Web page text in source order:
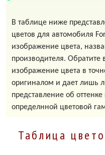
В таблице ниже
цветов для автомобиля
изображение цвета,
производителя.
изображение цвета в
оригиналом и дает лишь
представление об
определнной цветовой
Таблица